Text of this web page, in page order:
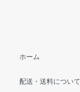
ホーム
配送・送料について